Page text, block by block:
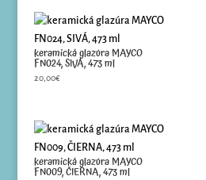
keramická glazúra MAYCO
FN024, SIVÁ, 473 ml
20,00€
keramická glazúra MAYCO
FN009, ČIERNA, 473 ml